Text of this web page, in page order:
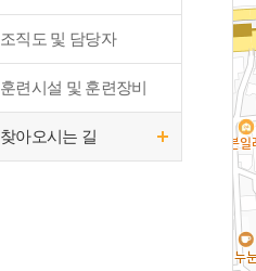
조직도 및 담당자
훈련시설 및 훈련장비
찾아오시는 길